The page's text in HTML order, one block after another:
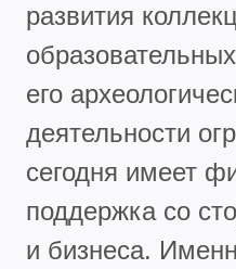
развития
его
деятельности
сегодня имеет
поддержка со
и бизнеса.